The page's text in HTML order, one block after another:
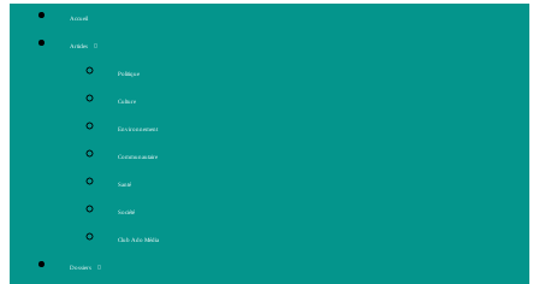
Accueil
Articles
Politique
Culture
Environnement
Communautaire
Santé
Société
Club Ado Média
Dossiers